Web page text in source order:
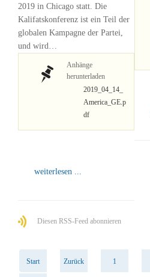
2019 in Chicago statt. Die
Kalifatskonferenz ist ein Teil der
globalen Kampagne der Partei,
und wird…
Anhänge
herunterladen
2019_04_14_
America_GE.p
df
weiterlesen ...
Diesen RSS-Feed abonnieren
Start Zurück 1